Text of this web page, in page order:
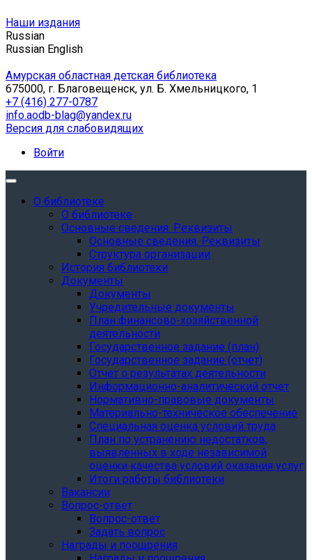
Наши издания
Russian
Russian English
Амурская областная детская библиотека
675000, г. Благовещенск, ул. Б. Хмельницкого, 1
+7 (416) 277-0787
info.aodb-blag@yandex.ru
Версия для слабовидящих
Войти
О библиотеке
О библиотеке
Основные сведения. Реквизиты
Основные сведения. Реквизиты
Структура организации
История библиотеки
Документы
Документы
Учредительные документы
План финансово-хозяйственной
деятельности
Государственное задание (план)
Государственное задание (отчет)
Отчет о результатах деятельности
Информационно-аналитический отчет
Нормативно-правовые документы
Материально-техническое обеспечение
Специальная оценка условий труда
План по устранению недостатков,
выявленных в ходе независимой
оценки качества условий оказания услуг
Итоги работы библиотеки
Вакансии
Вопрос-ответ
Вопрос-ответ
Задать вопрос
Награды и поощрения